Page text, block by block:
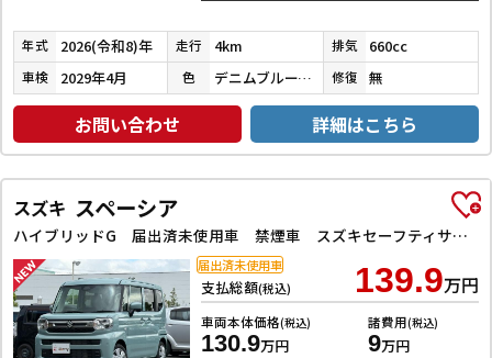
年式 2026(令和8)年 走行 4km 排気 660cc
車検 2029年4月 色 デニムブルーメタリックガンメタリック２Ｔ 修復 無
お問い合わせ 詳細はこちら
スズキ スペーシア
ハイブリッドG 届出済未使用車 禁煙車 スズキセーフティサポート LEDヘッドライト スマートキー プッシュスタート アイドリングストップ 両側スライドドア ステアリングスイッチ 電動格納ミラー オートエアコン
支払総額(税込) 139.9万円
車両本体価格(税込)
130.9万円
諸費用(税込)
9万円
届出済未使用車